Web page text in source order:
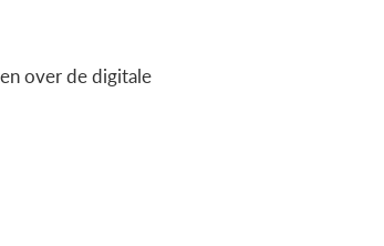
over de digitale